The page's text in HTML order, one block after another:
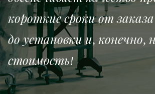
короткие сроки от заказа
до установки и, конечно,
стоимость!